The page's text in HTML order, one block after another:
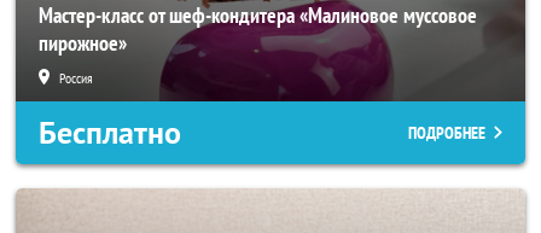
Мастер-класс от шеф-кондитера «Малиновое муссовое
пирожное»
Россия
Бесплатно ПОДРОБНЕЕ